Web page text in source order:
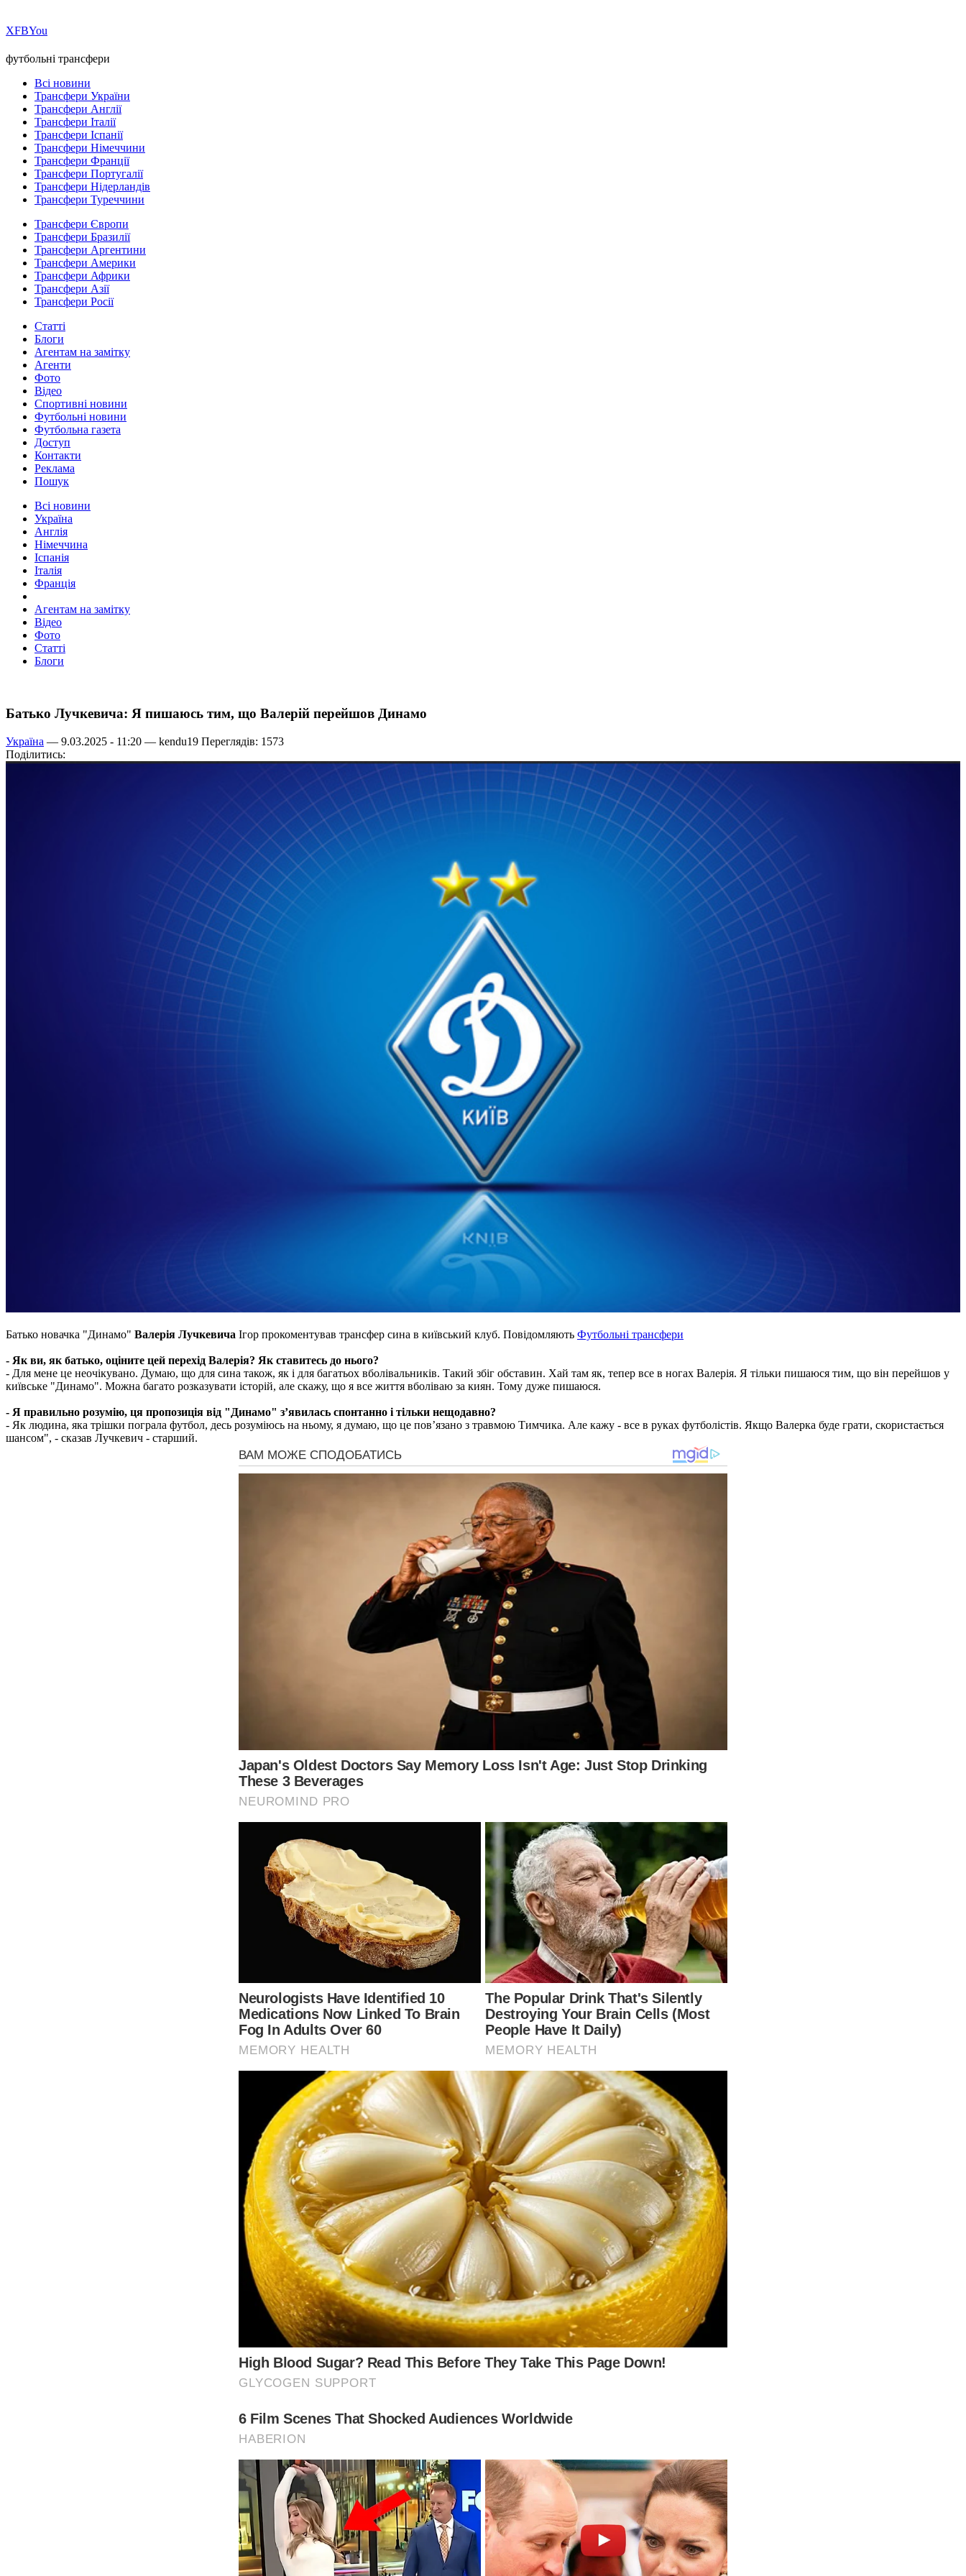
ХFBYou
футбольні трансфери
Всі новини
Трансфери України
Трансфери Англії
Трансфери Італії
Трансфери Іспанії
Трансфери Німеччини
Трансфери Франції
Трансфери Португалії
Трансфери Нідерландів
Трансфери Туреччини
Трансфери Європи
Трансфери Бразилії
Трансфери Аргентини
Трансфери Америки
Трансфери Африки
Трансфери Азії
Трансфери Росії
Статті
Блоги
Агентам на замітку
Агенти
Фото
Відео
Спортивні новини
Футбольні новини
Футбольна газета
Доступ
Контакти
Реклама
Пошук
Всі новини
Україна
Англія
Німеччина
Іспанія
Італія
Франція
Агентам на замітку
Відео
Фото
Статті
Блоги
Батько Лучкевича: Я пишаюсь тим, що Валерій перейшов Динамо
Україна — 9.03.2025 - 11:20 — kendu19 Переглядів: 1573
Поділитись:
Батько новачка "Динамо" Валерія Лучкевича Ігор прокоментував трансфер сина в київський клуб. Повідомляють Футбольні трансфери
- Як ви, як батько, оціните цей перехід Валерія? Як ставитесь до нього?
- Для мене це неочікувано. Думаю, що для сина також, як і для багатьох вболівальників. Такий збіг обставин. Хай там як, тепер все в ногах Валерія. Я тільки пишаюся тим, що він перейшов у
київське "Динамо". Можна багато розказувати історій, але скажу, що я все життя вболіваю за киян. Тому дуже пишаюся.
- Я правильно розумію, ця пропозиція від "Динамо" з’явилась спонтанно і тільки нещодавно?
- Як людина, яка трішки пограла футбол, десь розуміюсь на ньому, я думаю, що це пов’язано з травмою Тимчика. Але кажу - все в руках футболістів. Якщо Валерка буде грати, скористається
шансом", - сказав Лучкевич - старший.